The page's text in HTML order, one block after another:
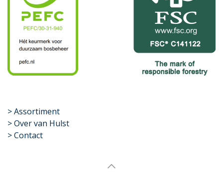
​>Assortiment
> Over van Hulst
> Contact